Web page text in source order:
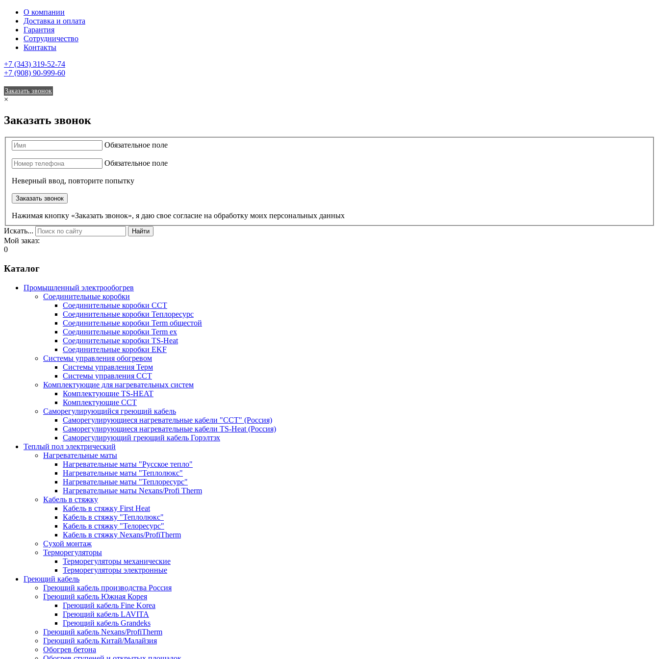
О компании
Доставка и оплата
Гарантия
Сотрудничество
Контакты
+7 (343) 319-52-74
+7 (908) 90-999-60
Заказать звонок
×
Заказать звонок
Обязательное поле
Обязательное поле
Неверный ввод, повторите попытку
Заказать звонок
Нажимая кнопку «Заказать звонок», я даю свое согласие на обработку моих персональных данных
Искать...
Найти
Мой заказ:
0
Каталог
Промышленный электрообогрев
Соединительные коробки
Соединительные коробки ССТ
Соединительные коробки Теплоресурс
Соединительные коробки Term общестой
Соединительные коробки Term ex
Соединительные коробки TS-Heat
Соединительные коробки EKF
Системы управления обогревом
Системы управления Терм
Системы управления ССТ
Комплектующие для нагревательных систем
Комплектующие TS-HEAT
Комплектующие ССТ
Саморегулирующийся греющий кабель
Саморегулирующиеся нагревательные кабели "ССТ" (Россия)
Саморегулирующиеся нагревательные кабели TS-Heat (Россия)
Саморегулирующий греющий кабель Горэлтэх
Теплый пол электрический
Нагревательные маты
Нагревательные маты "Русское тепло"
Нагревательные маты "Теплолюкс"
Нагревательные маты "Теплоресурс"
Нагревательные маты Nexans/Profi Therm
Кабель в стяжку
Кабель в стяжку First Heat
Кабель в стяжку "Теплолюкс"
Кабель в стяжку "Телоресурс"
Кабель в стяжку Nexans/ProfiTherm
Сухой монтаж
Терморегуляторы
Терморегуляторы механические
Терморегуляторы электронные
Греющий кабель
Греющий кабель производства Россия
Греющий кабель Южная Корея
Греющий кабель Fine Korea
Греющий кабель LAVITA
Греющий кабель Grandeks
Греющий кабель Nexans/ProfiTherm
Греющий кабель Китай/Малайзия
Обогрев бетона